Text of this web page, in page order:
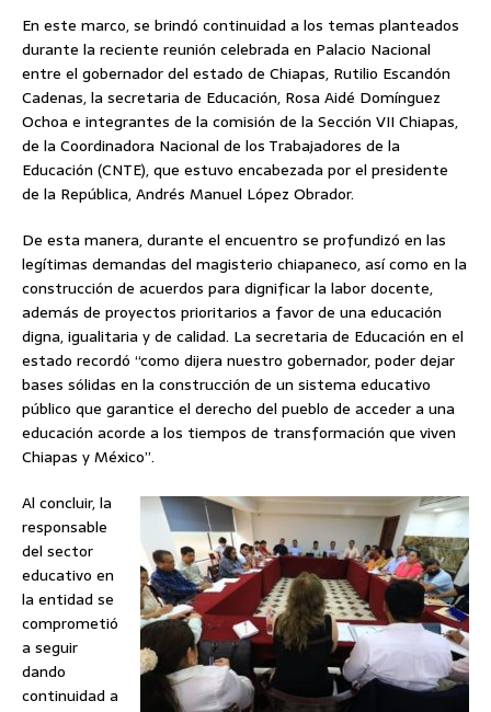
En este marco, se brindó continuidad a los temas planteados
durante la reciente reunión celebrada en Palacio Nacional
entre el gobernador del estado de Chiapas, Rutilio Escandón
Cadenas, la secretaria de Educación, Rosa Aidé Domínguez
Ochoa e integrantes de la comisión de la Sección VII Chiapas,
de la Coordinadora Nacional de los Trabajadores de la
Educación (CNTE), que estuvo encabezada por el presidente
de la República, Andrés Manuel López Obrador.
De esta manera, durante el encuentro se profundizó en las
legítimas demandas del magisterio chiapaneco, así como en la
construcción de acuerdos para dignificar la labor docente,
además de proyectos prioritarios a favor de una educación
digna, igualitaria y de calidad. La secretaria de Educación en el
estado recordó “como dijera nuestro gobernador, poder dejar
bases sólidas en la construcción de un sistema educativo
público que garantice el derecho del pueblo de acceder a una
educación acorde a los tiempos de transformación que viven
Chiapas y México”.
Al concluir, la
responsable
del sector
educativo en
la entidad se
comprometió
a seguir
dando
continuidad a